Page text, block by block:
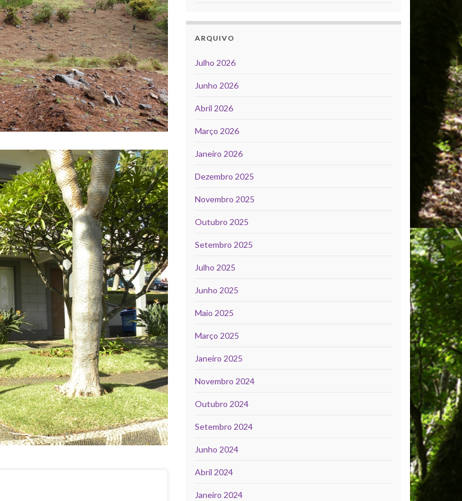
ARQUIVO
Julho 2026
Junho 2026
Abril 2026
Março 2026
Janeiro 2026
Dezembro 2025
Novembro 2025
Outubro 2025
Setembro 2025
Julho 2025
Junho 2025
Maio 2025
Março 2025
Janeiro 2025
Novembro 2024
Outubro 2024
Setembro 2024
Junho 2024
Abril 2024
Janeiro 2024